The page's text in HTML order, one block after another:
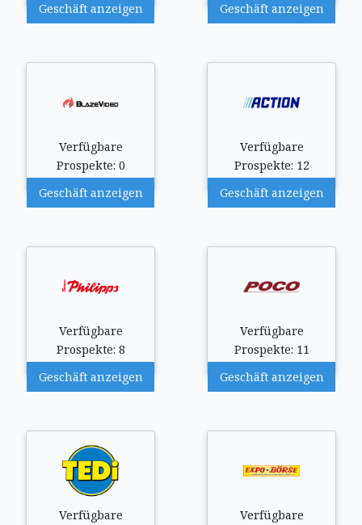
Geschäft anzeigen
Geschäft anzeigen
Verfügbare
Prospekte: 0
Geschäft anzeigen
Verfügbare
Prospekte: 12
Geschäft anzeigen
Verfügbare
Prospekte: 8
Geschäft anzeigen
Verfügbare
Prospekte: 11
Geschäft anzeigen
Verfügbare
Verfügbare